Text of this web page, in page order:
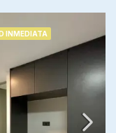
INMEDIATA